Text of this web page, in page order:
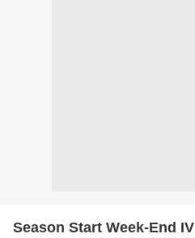
Season Start Week-End IV